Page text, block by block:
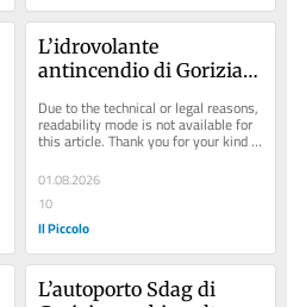
L’idrovolante
antincendio di Gorizia
progetto in Francia
Due to the technical or legal reasons,
readability mode is not available for
this article. Thank you for your kind
01.08.2026
10
Il Piccolo
L’autoporto Sdag di